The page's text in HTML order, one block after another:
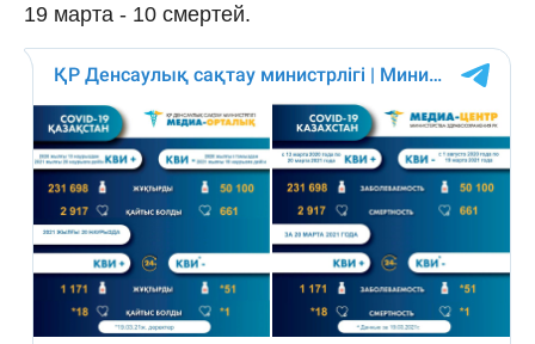
19 марта - 10 смертей.